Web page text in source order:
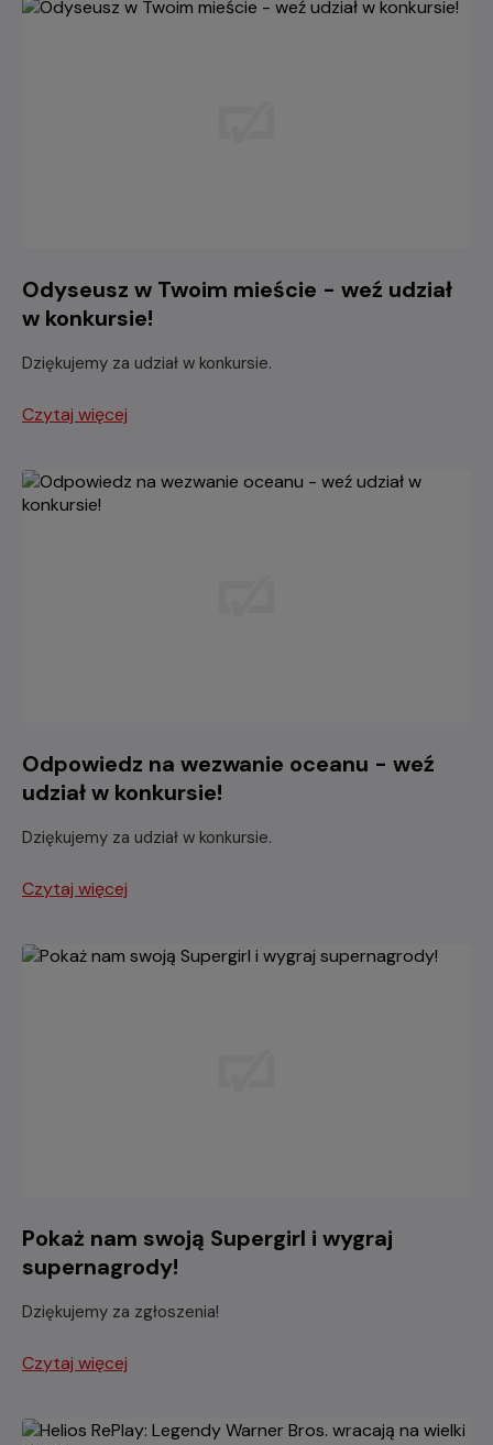
Odyseusz w Twoim mieście - weź udział
w konkursie!
Dziękujemy za udział w konkursie.
Czytaj więcej
Odpowiedz na wezwanie oceanu - weź
udział w konkursie!
Dziękujemy za udział w konkursie.
Czytaj więcej
Pokaż nam swoją Supergirl i wygraj
supernagrody!
Dziękujemy za zgłoszenia!
Czytaj więcej